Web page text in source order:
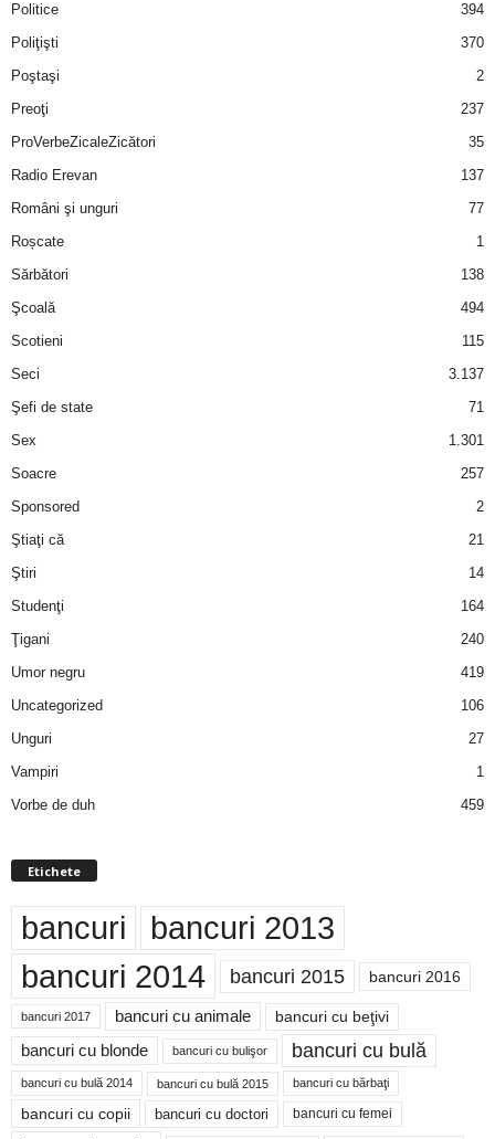
Politice
394
Poliţişti
370
Poştaşi
2
Preoţi
237
ProVerbeZicaleZicători
35
Radio Erevan
137
Români şi unguri
77
Roșcate
1
Sărbători
138
Şcoală
494
Scotieni
115
Seci
3.137
Şefi de state
71
Sex
1.301
Soacre
257
Sponsored
2
Ştiaţi că
21
Ştiri
14
Studenţi
164
Ţigani
240
Umor negru
419
Uncategorized
106
Unguri
27
Vampiri
1
Vorbe de duh
459
Etichete
bancuri bancuri 2013
bancuri 2014 bancuri 2015 bancuri 2016
bancuri 2017 bancuri cu animale bancuri cu beţivi
bancuri cu blonde bancuri cu bulişor bancuri cu bulă
bancuri cu bulă 2014 bancuri cu bulă 2015 bancuri cu bărbaţi
bancuri cu copii bancuri cu doctori bancuri cu femei